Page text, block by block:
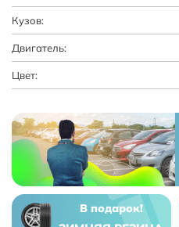
Кузов:
Двигатель:
Цвет:
В подарок!